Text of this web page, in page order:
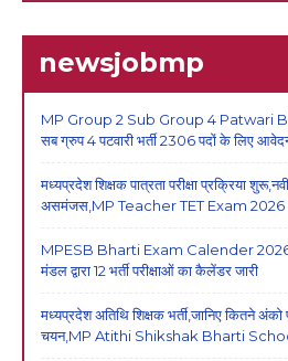
newsjobmp
MP Group 2 Sub Group 4 Patwari
सब ग्रुप 4 पटवारी भर्ती 2306 पदों के लिए
मध्यप्रदेश शिक्षक पात्रता परीक्षा प्रक्रिया
असमंजस,MP Teacher TET Exam 2026
MPESB Bharti Exam Calender 2026
मंडल द्वारा 12 भर्ती परीक्षाओं का कैलेंडर जारी
मध्यप्रदेश अतिथि शिक्षक भर्ती,जानिए कितने
चयन,MP Atithi Shikshak Bharti